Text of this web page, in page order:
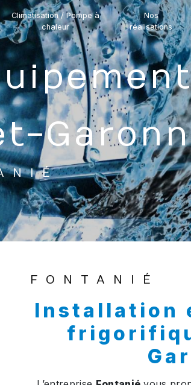
Climatisation / Pompe à
chaleur
Nos
réalisations
FONTANIÉ
Installation et équipement